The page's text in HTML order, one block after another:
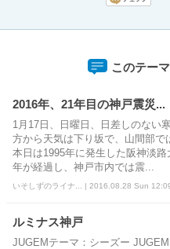
このテー
2016年、21年目の神戸震災...
1月17日、日曜日、日差しのない
方から天気は下り坂で、山間部で
本日は1995年に発生した阪神淡路
年が経過し、神戸市内では震...
いそしずのライナ... | 2016.08.28 Sun
ルミナス神戸
JUGEMテーマ：シーズー